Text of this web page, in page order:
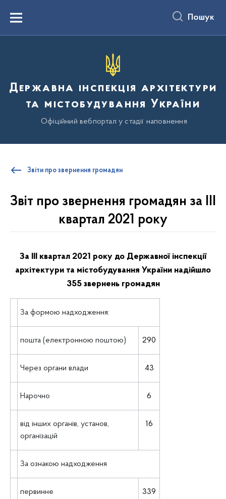
вмістуMenu Пошук
Державна інспекція архітектури
та містобудування України
Офіційний вебпортал у стадії наповнення
Звіти про звернення громадян
Звіт про звернення громадян за ІІІ
квартал 2021 року
За ІІІ квартал 2021 року до Державної інспекції
архітектури та містобудування України надійшло
355 звернень громадян
За формою надходження:
пошта (електронною поштою) 290
Через органи влади 43
Нарочно 6
від інших органів, установ,
організацій
16
За ознакою надходження
первинне 339